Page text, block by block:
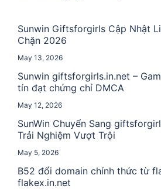
Sunwin Giftsforgirls Cập Nhật
Chặn 2026
May 13, 2026
Sunwin giftsforgirls.in.net –
tín đạt chứng chỉ DMCA
May 12, 2026
SunWin Chuyển Sang
Trải Nghiệm Vượt Trội
May 5, 2026
B52 đổi domain chính thức từ
flakex.in.net